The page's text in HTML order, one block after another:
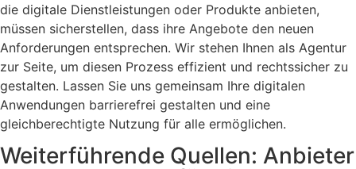
die digitale Dienstleistungen oder Produkte anbieten,
müssen sicherstellen, dass ihre Angebote den neuen
Anforderungen entsprechen. Wir stehen Ihnen als Agentur
zur Seite, um diesen Prozess effizient und rechtssicher zu
gestalten. Lassen Sie uns gemeinsam Ihre digitalen
Anwendungen barrierefrei gestalten und eine
gleichberechtigte Nutzung für alle ermöglichen.
Weiterführende Quellen: Anbieter